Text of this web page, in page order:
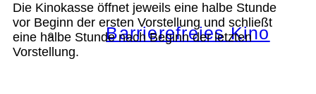
Barrierefreies Kino
Die Kinokasse öffnet jeweils eine halbe Stunde
vor Beginn der ersten Vorstellung und schließt
eine halbe Stunde nach Beginn der letzten
Vorstellung.